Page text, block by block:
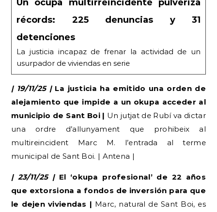
Un ocupa multirreincidente pulveriza
récords: 225 denuncias y 31
detenciones
La justicia incapaz de frenar la actividad de un
usurpador de viviendas en serie
| 19/11/25 |La justicia ha emitido una orden de
alejamiento que impide a un okupa acceder al
municipio de Sant Boi | Un jutjat de Rubí va dictar
una ordre d’allunyament que prohibeix al
multireincident Marc M. l’entrada al terme
municipal de Sant Boi. | Antena |
| 23/11/25 |El ‘okupa profesional’ de 22 años
que extorsiona a fondos de inversión para que
le dejen viviendas | Marc, natural de Sant Boi, es